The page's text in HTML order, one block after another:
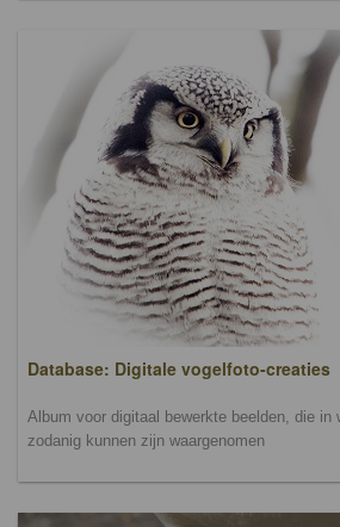
Database: Digitale vogelfoto-creaties
Album voor digitaal bewerkte beelden, die in
zodanig kunnen zijn waargenomen